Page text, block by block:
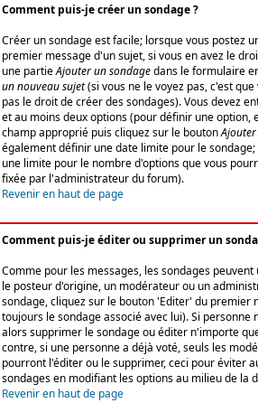
Comment puis-je créer un sondage ?
Créer un sondage est facile; lorsque vous postez
premier message d'un sujet, si vous en avez le
une partieAjouter un sondagedans le formulaire
un nouveau sujet(si vous ne le voyez pas, c'est
pas le droit de créer des sondages). Vous devez
et au moins deux options (pour définir une option,
champ approprié puis cliquez sur le bouton
également définir une date limite pour le
une limite pour le nombre d'options que vous
fixée par l'administrateur du forum).
Revenir en haut de page
Comment puis-je éditer ou supprimer un
Comme pour les messages, les sondages
le posteur d'origine, un modérateur ou un
sondage, cliquez sur le bouton 'Editer' du premier
toujours le sondage associé avec lui). Si personne
alors supprimer le sondage ou éditer n'importe
contre, si une personne a déjà voté, seuls les
pourront l'éditer ou le supprimer, ceci pour éviter
sondages en modifiant les options au milieu de la
Revenir en haut de page